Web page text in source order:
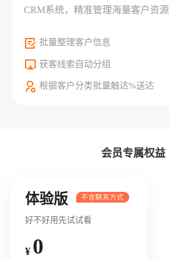
CRM系统，精准管理海量客户资源
批量整理客户信息
获客线索自动分组
根据客户分类批量触达%送达
会员专属权益
体验版
好不好用先试试看
¥ 0